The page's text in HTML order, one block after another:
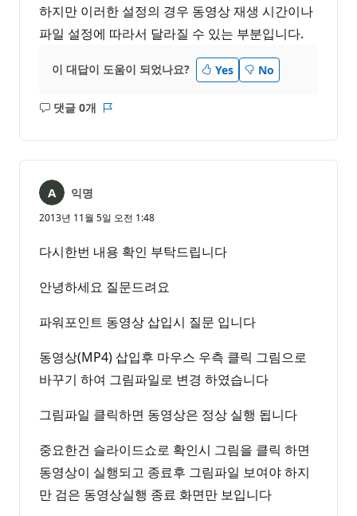
하지만 이러한 설정의 경우 동영상 재생 시간이나
파일 설정에 따라서 달라질 수 있는 부분입니다.
이 대답이 도움이 되었나요? Yes No
댓글 0개
설
음
익명
2013년 11월 5일 오전 1:48
다시한번 내용 확인 부탁드립니다
안녕하세요 질문드려요
파워포인트 동영상 삽입시 질문 입니다
동영상(MP4) 삽입후 마우스 우측 클릭 그림으로
바꾸기 하여 그림파일로 변경 하였습니다
그림파일 클릭하면 동영상은 정상 실행 됩니다
중요한건 슬라이드쇼로 확인시 그림을 클릭 하면
동영상이 실행되고 종료후 그림파일 보여야 하지
만 검은 동영상실행 종료 화면만 보입니다